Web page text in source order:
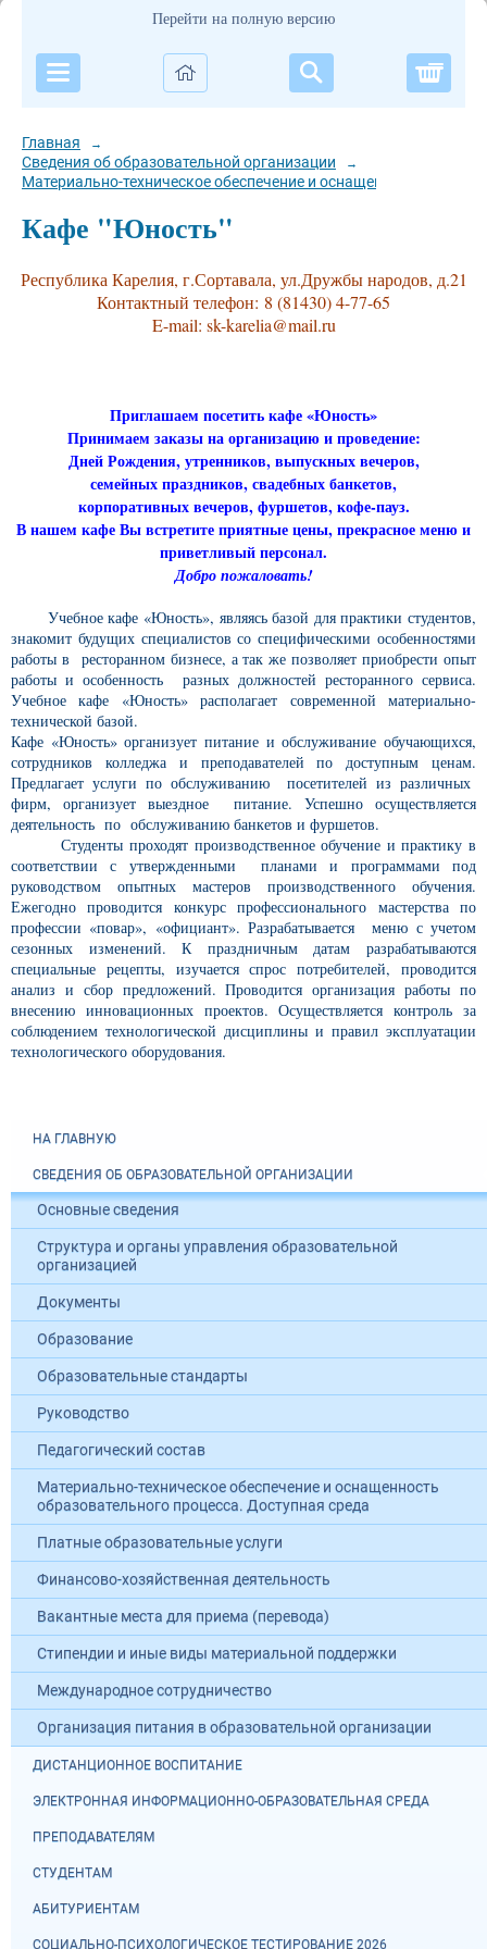
Перейти на полную версию
Главная →
Сведения об образовательной организации →
Материально-техническое обеспечение и оснащенность
Кафе "Юность"
Республика Карелия, г.Сортавала, ул.Дружбы народов, д.21
Контактный телефон: 8 (81430) 4-77-65
E-mail: sk-karelia@mail.ru
Приглашаем посетить кафе «Юность»
Принимаем заказы на организацию и проведение:
Дней Рождения, утренников, выпускных вечеров,
семейных праздников,свадебных банкетов,
корпоративных вечеров, фуршетов, кофе-пауз.
В нашем кафе Вы встретите приятные цены, прекрасное меню и
приветливый персонал.
Добро пожаловать!
Учебное кафе «Юность», являясь базой для практики студентов,
знакомит будущих специалистов со специфическими особенностями
работы в ресторанном бизнесе, а так же позволяет приобрести опыт
работы и особенность разных должностей ресторанного сервиса.
Учебное кафе «Юность» располагает современной материально-
технической базой.
Кафе «Юность» организует питание и обслуживание обучающихся,
сотрудников колледжа и преподавателей по доступным ценам.
Предлагает услуги по обслуживанию посетителей из различных
фирм, организует выездное питание. Успешно осуществляется
деятельность по обслуживанию банкетов и фуршетов.
Студенты проходят производственное обучение и практику в
соответствии с утвержденными планами и программами под
руководством опытных мастеров производственного обучения.
Ежегодно проводится конкурс профессионального мастерства по
профессии «повар», «официант». Разрабатывается меню с учетом
сезонных изменений. К праздничным датам разрабатываются
специальные рецепты, изучается спрос потребителей, проводится
анализ и сбор предложений. Проводится организация работы по
внесению инновационных проектов. Осуществляется контроль за
соблюдением технологической дисциплины и правил эксплуатации
технологического оборудования.
НА ГЛАВНУЮ
СВЕДЕНИЯ ОБ ОБРАЗОВАТЕЛЬНОЙ ОРГАНИЗАЦИИ
Основные сведения
Структура и органы управления образовательной
организацией
Документы
Образование
Образовательные стандарты
Руководство
Педагогический состав
Материально-техническое обеспечение и оснащенность
образовательного процесса. Доступная среда
Платные образовательные услуги
Финансово-хозяйственная деятельность
Вакантные места для приема (перевода)
Стипендии и иные виды материальной поддержки
Международное сотрудничество
Организация питания в образовательной организации
ДИСТАНЦИОННОЕ ВОСПИТАНИЕ
ЭЛЕКТРОННАЯ ИНФОРМАЦИОННО-ОБРАЗОВАТЕЛЬНАЯ СРЕДА
ПРЕПОДАВАТЕЛЯМ
СТУДЕНТАМ
АБИТУРИЕНТАМ
СОЦИАЛЬНО-ПСИХОЛОГИЧЕСКОЕ ТЕСТИРОВАНИЕ 2026